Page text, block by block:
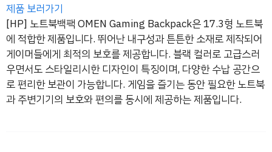
제품 보러가기
[HP] 노트북백팩 OMEN Gaming Backpack은 17.3형 노트북
에 적합한 제품입니다. 뛰어난 내구성과 튼튼한 소재로 제작되어
게이머들에게 최적의 보호를 제공합니다. 블랙 컬러로 고급스러
우면서도 스타일리시한 디자인이 특징이며, 다양한 수납 공간으
로 편리한 보관이 가능합니다. 게임을 즐기는 동안 필요한 노트북
과 주변기기의 보호와 편의를 동시에 제공하는 제품입니다.